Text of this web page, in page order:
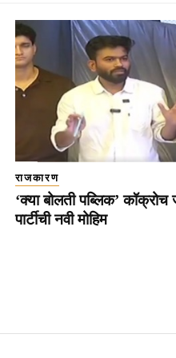
राजकारण
‘क्या बोलती पब्लिक’ कॉक्रोच
पार्टीची नवी मोहिम